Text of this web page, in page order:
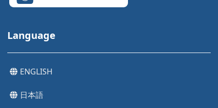
Language
ENGLISH
日本語